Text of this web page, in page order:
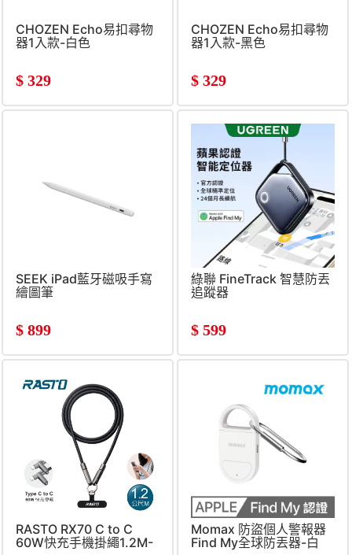
CHOZEN Echo易扣尋物
器1入款-白色
$ 329
CHOZEN Echo易扣尋物
器1入款-黑色
$ 329
SEEK iPad藍牙磁吸手寫
繪圖筆
$ 899
綠聯 FineTrack 智慧防丟
追蹤器
$ 599
RASTO RX70 C to C
60W快充手機掛繩1.2M-
Momax 防盜個人警報器
Find My全球防丟器-白